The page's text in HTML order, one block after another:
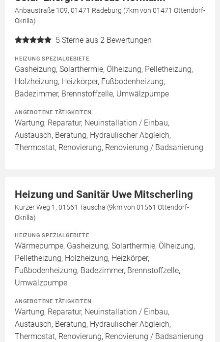
Anbaustraße 109, 01471 Radeburg (7km von 01471 Ottendorf-
Okrilla)
5 Sterne aus 2 Bewertungen
HEIZUNG SPEZIALGEBIETE
Gasheizung, Solarthermie, Ölheizung, Pelletheizung,
Holzheizung, Heizkörper, Fußbodenheizung,
Badezimmer, Brennstoffzelle, Umwälzpumpe
ANGEBOTENE TÄTIGKEITEN
Wartung, Reparatur, Neuinstallation / Einbau,
Austausch, Beratung, Hydraulischer Abgleich,
Thermostat, Renovierung, Renovierung / Badsanierung
Heizung und Sanitär Uwe Mitscherling
Kurzer Weg 1, 01561 Tauscha (9km von 01561 Ottendorf-
Okrilla)
HEIZUNG SPEZIALGEBIETE
Wärmepumpe, Gasheizung, Solarthermie, Ölheizung,
Pelletheizung, Holzheizung, Heizkörper,
Fußbodenheizung, Badezimmer, Brennstoffzelle,
Umwälzpumpe
ANGEBOTENE TÄTIGKEITEN
Wartung, Reparatur, Neuinstallation / Einbau,
Austausch, Beratung, Hydraulischer Abgleich,
Thermostat, Renovierung, Renovierung / Badsanierung